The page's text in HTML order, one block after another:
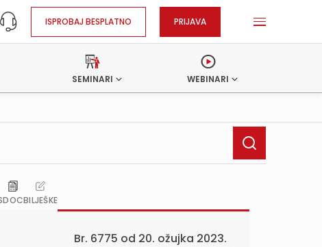
ISPROBAJ BESPLATNO PRIJAVA
SEMINARI WEBINARI
DOCBILJEŠKE
Br. 6775 od 20. ožujka 2023.